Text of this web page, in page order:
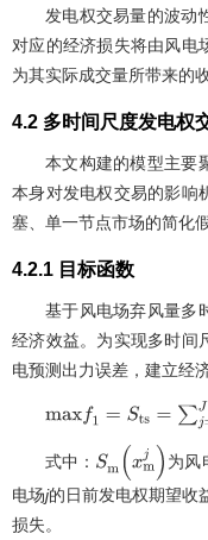
发电权交易量的波动
对应的经济损失将由风电
为其实际成交量所带来的收
4.2 多时间尺度发电权
本文构建的模型主要
本身对发电权交易的影响
塞、单一节点市场的简化
4.2.1 目标函数
基于风电场弃风量多
经济效益。为实现多时间
电预测出力误差，建立经
ma xf1 =St s=∑j=1
式中： Sm( x mj)
为风
电场j的日前发电权期望收
损失。